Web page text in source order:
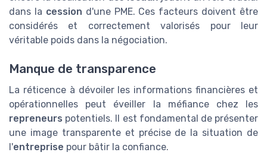
dans la cession d'une PME. Ces facteurs doivent être
considérés et correctement valorisés pour leur
véritable poids dans la négociation.
Manque de transparence
La réticence à dévoiler les informations financières et
opérationnelles peut éveiller la méfiance chez les
repreneurs potentiels. Il est fondamental de présenter
une image transparente et précise de la situation de
l'entreprise pour bâtir la confiance.